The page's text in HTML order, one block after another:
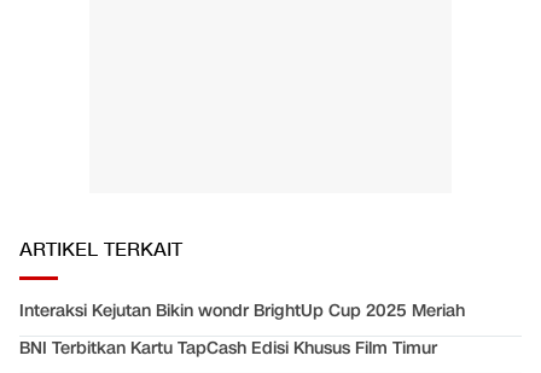
ARTIKEL TERKAIT
Interaksi Kejutan Bikin wondr BrightUp Cup 2025 Meriah
BNI Terbitkan Kartu TapCash Edisi Khusus Film Timur